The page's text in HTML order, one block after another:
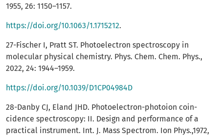
1955, 26: 1150–1157.
https://doi.org/10.1063/1.1715212.
27-Fischer I, Pratt ST. Photoelectron spectroscopy in
molecular physical chemistry. Phys. Chem. Chem. Phys.,
2022, 24: 1944–1959.
https://doi.org/10.1039/D1CP04984D
28-Danby CJ, Eland JHD. Photoelectron-photoion coin-
cidence spectroscopy: II. Design and performance of a
practical instrument. Int. J. Mass Spectrom. Ion Phys.,1972,